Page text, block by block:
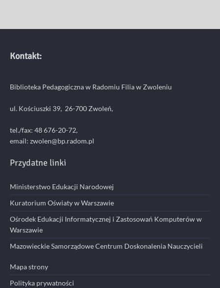
Kontakt:
Biblioteka Pedagogiczna w Radomiu Filia w Zwoleniu
ul. Kościuszki 39, 26-700 Zwoleń,
tel./fax: 48 676-20-72,
email: zwolen@bp.radom.pl
Przydatne linki
Ministerstwo Edukacji Narodowej
Kuratorium Oświaty w Warszawie
Ośrodek Edukacji Informatycznej i Zastosowań Komputerów w
Warszawie
Mazowieckie Samorządowe Centrum Doskonalenia Nauczycieli
Mapa strony
Polityka prywatności